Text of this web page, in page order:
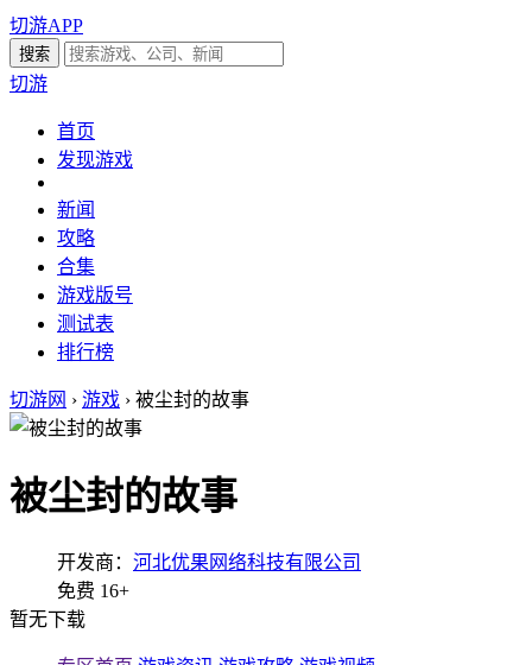
切游APP
切游
首页
发现游戏
新闻
攻略
合集
游戏版号
测试表
排行榜
切游网 › 游戏 › 被尘封的故事
被尘封的故事
开发商： 河北优果网络科技有限公司
免费 16+
暂无下载